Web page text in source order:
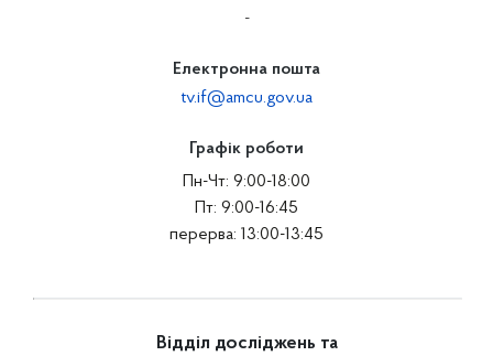
-
Електронна пошта
tv.if@amcu.gov.ua
Графік роботи
Пн-Чт: 9:00-18:00
Пт: 9:00-16:45
перерва: 13:00-13:45
Відділ досліджень та